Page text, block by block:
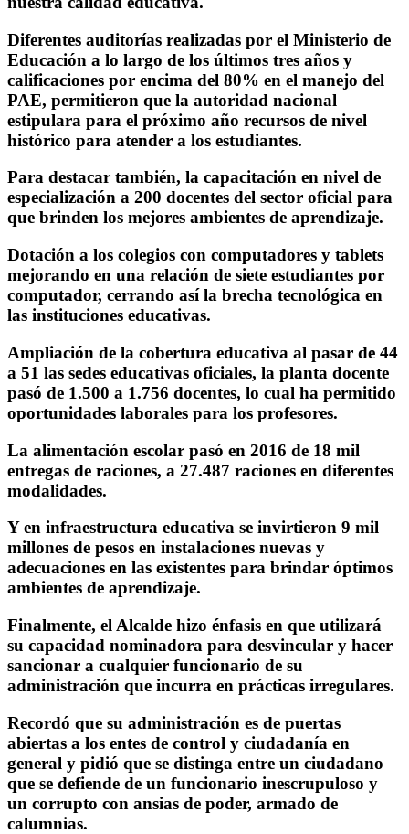
Diferentes auditorías realizadas por el Ministerio de
Educación a lo largo de los últimos tres años y
calificaciones por encima del 80% en el manejo del
PAE, permitieron que la autoridad nacional
estipulara para el próximo año recursos de nivel
histórico para atender a los estudiantes.
Para destacar también, la capacitación en nivel de
especialización a 200 docentes del sector oficial para
que brinden los mejores ambientes de aprendizaje.
Dotación a los colegios con computadores y tablets
mejorando en una relación de siete estudiantes por
computador, cerrando así la brecha tecnológica en
las instituciones educativas.
Ampliación de la cobertura educativa al pasar de 44
a 51 las sedes educativas oficiales, la planta docente
pasó de 1.500 a 1.756 docentes, lo cual ha permitido
oportunidades laborales para los profesores.
La alimentación escolar pasó en 2016 de 18 mil
entregas de raciones, a 27.487 raciones en diferentes
modalidades.
Y en infraestructura educativa se invirtieron 9 mil
millones de pesos en instalaciones nuevas y
adecuaciones en las existentes para brindar óptimos
ambientes de aprendizaje.
Finalmente, el Alcalde hizo énfasis en que utilizará
su capacidad nominadora para desvincular y hacer
sancionar a cualquier funcionario de su
administración que incurra en prácticas irregulares.
Recordó que su administración es de puertas
abiertas a los entes de control y ciudadanía en
general y pidió que se distinga entre un ciudadano
que se defiende de un funcionario inescrupuloso y
un corrupto con ansias de poder, armado de
calumnias.